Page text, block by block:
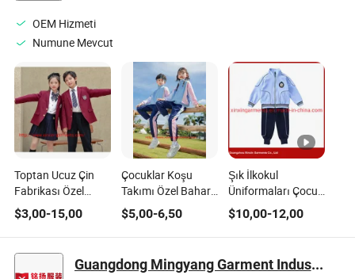
OEM Hizmeti
Numune Mevcut
Toptan Ucuz Çin
Fabrikası Özel
Tasarım Okul
Kıyafeti İlkokul
Çocukları için
(U2316)
$3,00-15,00
Çocuklar Koşu
Takımı Özel Bahar
Sonbahar Erkekler
Koşu Seti Eşofman
Takımları Çocuk
(U2332)
$5,00-6,50
Şık İlkokul
Üniformaları Çocuk
Spor Kıyafetleri
(U162)
$10,00-12,00
Guangdong Mingyang Garment Industry Co., Ltd.